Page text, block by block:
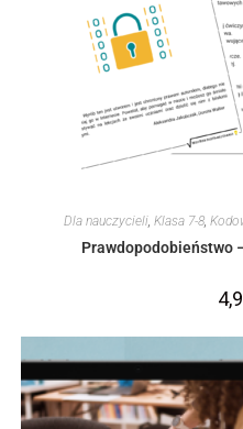
Dla nauczycieli, Klasa 7-8,
Prawdopodobieństwo